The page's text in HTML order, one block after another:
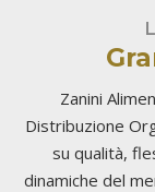
Zanini
Distribuzione
su qualità,
dinamiche del